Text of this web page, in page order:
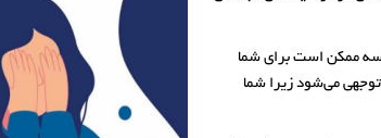
ممکن است برای شما
می‌شود زیرا شما